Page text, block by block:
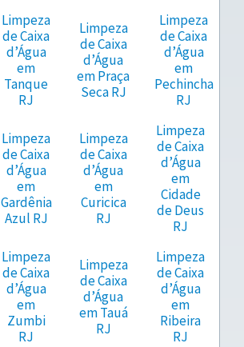
Limpeza
de Caixa
d’Água
em
Tanque
RJ
Limpeza
de Caixa
d’Água
em Praça
Seca RJ
Limpeza
de Caixa
d’Água
em
Pechincha
RJ
Limpeza
de Caixa
d’Água
em
Gardênia
Azul RJ
Limpeza
de Caixa
d’Água
em
Curicica
RJ
Limpeza
de Caixa
d’Água
em
Cidade
de Deus
RJ
Limpeza
de Caixa
d’Água
em
Zumbi
RJ
Limpeza
de Caixa
d’Água
em Tauá
RJ
Limpeza
de Caixa
d’Água
em
Ribeira
RJ